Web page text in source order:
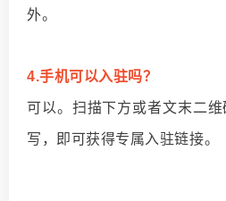
外。
4.手机可以入驻吗？
可以。扫描下方或者文末二
写，即可获得专属入驻链接。